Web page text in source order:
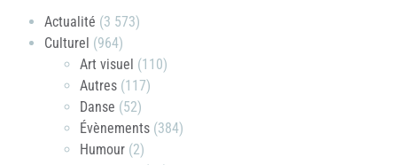
Actualité (3 573)
Culturel (964)
Art visuel (110)
Autres (117)
Danse (52)
Évènements (384)
Humour (2)